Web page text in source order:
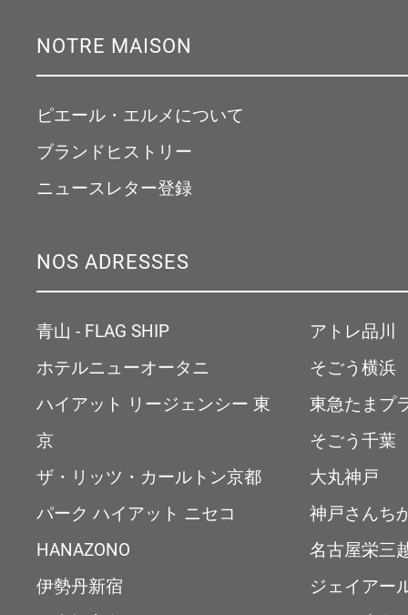
NOTRE MAISON
ピエール・エルメについて
ブランドヒストリー
ニュースレター登録
NOS ADRESSES
青山 - FLAG SHIP
ホテルニューオータニ
ハイアット リージェンシー 東
京
ザ・リッツ・カールトン京都
パーク ハイアット ニセコ
HANAZONO
伊勢丹新宿
アトレ品川
そごう横浜
東急たまプ
そごう千葉
大丸神戸
神戸さんち
名古屋栄三
ジェイアー